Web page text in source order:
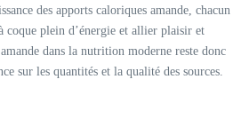
des apports caloriques amande, chacun
coque plein d’énergie et allier plaisir et
dans la nutrition moderne reste donc
sur les quantités et la qualité des sources.